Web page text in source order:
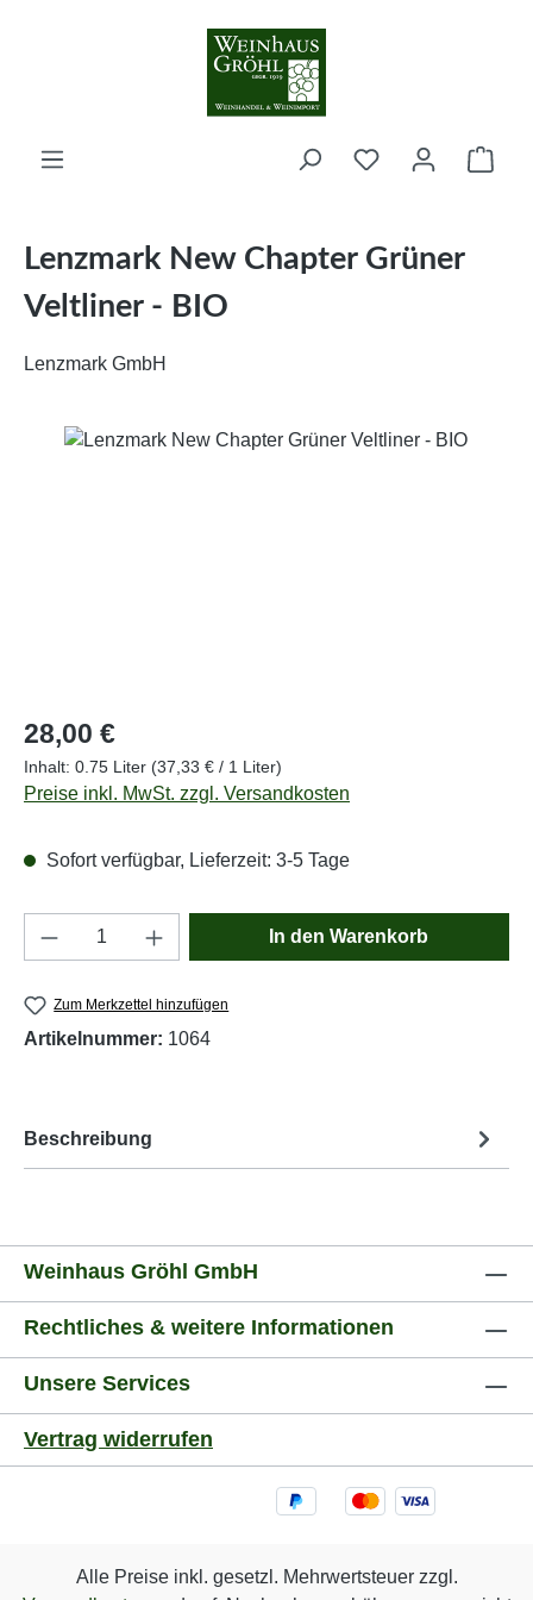
Zum Hauptinhalt springen
Lenzmark New Chapter Grüner
Veltliner - BIO
Lenzmark GmbH
Bildergalerie überspringen
Regulärer Preis:
28,00 €
Inhalt: 0.75 Liter (37,33 € / 1 Liter)
Preise inkl. MwSt. zzgl. Versandkosten
Sofort verfügbar, Lieferzeit: 3-5 Tage
Produkt Anzahl: Gib den gewünschten
In den Warenkorb
Zum Merkzettel hinzufügen
Artikelnummer: 1064
Beschreibung
Weinhaus Gröhl GmbH
Rechtliches & weitere Informationen
Unsere Services
Vertrag widerrufen
Alle Preise inkl. gesetzl. Mehrwertsteuer zzgl.